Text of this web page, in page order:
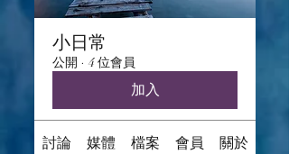
小日常
公開 · 4 位會員
加入
討論 媒體 檔案 會員 關於